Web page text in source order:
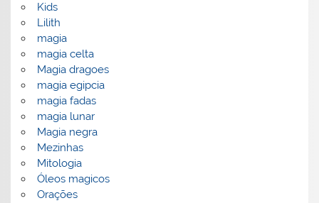
Kids
Lilith
magia
magia celta
Magia dragoes
magia egipcia
magia fadas
magia lunar
Magia negra
Mezinhas
Mitologia
Óleos magicos
Orações